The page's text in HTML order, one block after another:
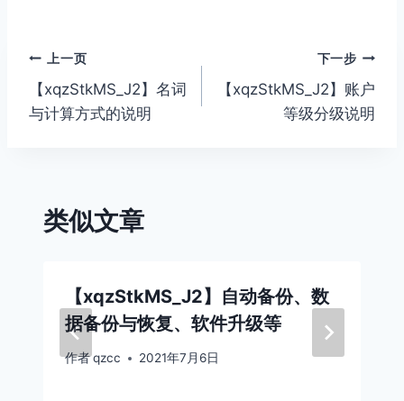
文
章
上一页
【xqzStkMS_J2】名词
与计算方式的说明
下一步
【xqzStkMS_J2】账户
等级分级说明
类似文章
【xqzStkMS_J2】自动备份、数
据备份与恢复、软件升级等
作者qzcc 2021年7月6日